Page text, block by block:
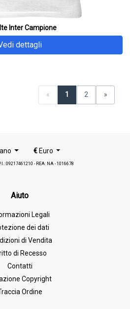
Inter Campione
dettagli
« 1 2 »
€Euro
09217461210 - REA: NA - 1016678
Aiuto
Legali
dei dati
di Vendita
di Recesso
Contatti
Copyright
Ordine